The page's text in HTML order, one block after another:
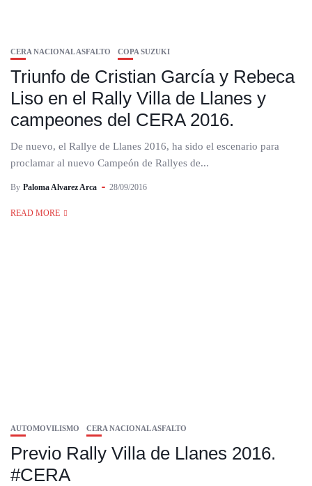
CERA NACIONAL ASFALTO COPA SUZUKI
Triunfo de Cristian García y Rebeca
Liso en el Rally Villa de Llanes y
campeones del CERA 2016.
De nuevo, el Rallye de Llanes 2016, ha sido el escenario para
proclamar al nuevo Campeón de Rallyes de...
By Paloma Alvarez Arca 28/09/2016
READ MORE
AUTOMOVILISMO CERA NACIONAL ASFALTO
Previo Rally Villa de Llanes 2016.
#CERA